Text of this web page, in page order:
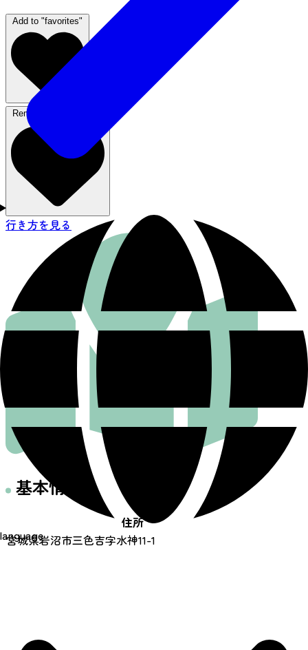
language
Add to "favorites"
Remove from favorites
行き方を見る
基本情報
住所
宮城県岩沼市三色吉字水神11-1